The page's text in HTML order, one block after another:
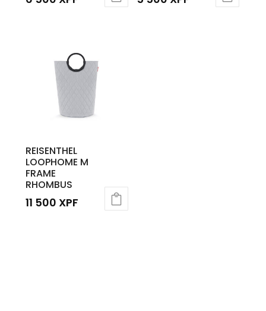
REISENTHEL
LOOPHOME M
FRAME
RHOMBUS
11 500 XPF